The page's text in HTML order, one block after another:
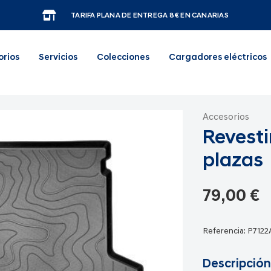
TARIFA PLANA DE ENTREGA 8€ EN CANARIAS
Servicios Colecciones Cargadores eléctricos
Accesorios
plazas
79,00 €
Referencia:
Descripción